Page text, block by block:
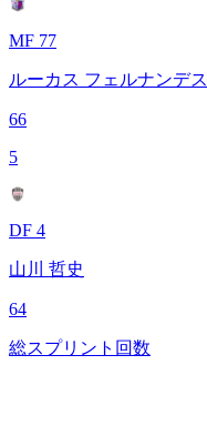
MF 77
ルーカス フェルナンデス
66
5
DF 4
山川 哲史
64
総スプリント回数